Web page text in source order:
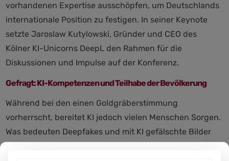
vorhandenen Expertise ausschöpfen, um Deutschlands
internationale Position zu festigen. In seiner Keynote
setzte Jaroslaw Kutylowski, Gründer und CEO des
Kölner KI-Unicorns DeepL den Rahmen für die
Diskussionen und Impulse auf der Konferenz.
Gefragt: KI-Kompetenzen und Teilhabe der Bevölkerung
Während bei den einen Goldgräberstimmung
vorherrscht, bereitet KI jedoch vielen Menschen Sorgen.
Was bedeuten Deepfakes und mit KI gefälschte Bilder